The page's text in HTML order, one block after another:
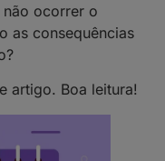
ocorrer o
as consequências
artigo. Boa leitura!